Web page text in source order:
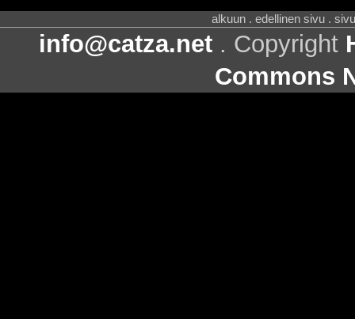
alkuun . edellinen sivu .
info@catza.net . Copyright
Commons